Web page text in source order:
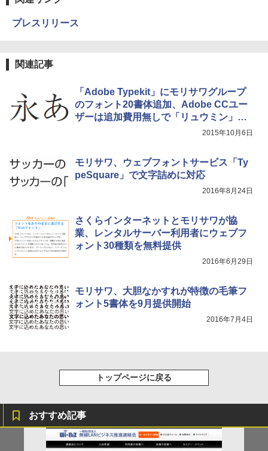
プレスリリース
関連記事
「Adobe Typekit」にモリサワグループ
のフォント20書体追加、Adobe CCユー
ザーは追加費用無しで「リュウミン」
2015年10月6日
モリサワ、ウェブフォントサービス「Ty
peSquare」で文字詰めに対応
2016年8月24日
さくらインターネットとモリサワが協
業、レンタルサーバー利用者にウェブフ
ォント30種類を無料提供
2016年6月29日
モリサワ、大胆なかすれが特徴の毛筆フ
ォント5書体を9月提供開始
2016年7月4日
トップページに戻る
おすすめ記事